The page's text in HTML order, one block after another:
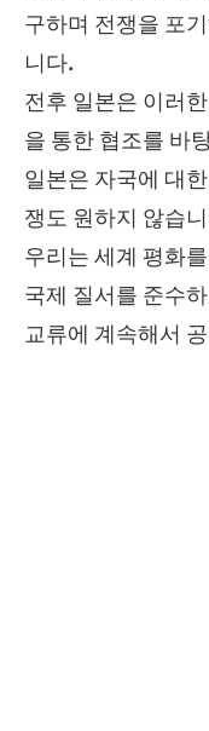
구하며 전쟁을 포
니다.
전후 일본은 이러
을 통한 협조를 바
일본은 자국에 대
쟁도 원하지 않습
우리는 세계 평화
국제 질서를 준수
교류에 계속해서